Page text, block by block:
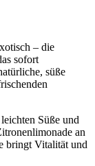
– die
sofort
süße
Süße und
an
bringt Vitalität und